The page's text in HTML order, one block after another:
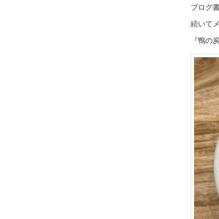
ブログ
続いて
『鴨